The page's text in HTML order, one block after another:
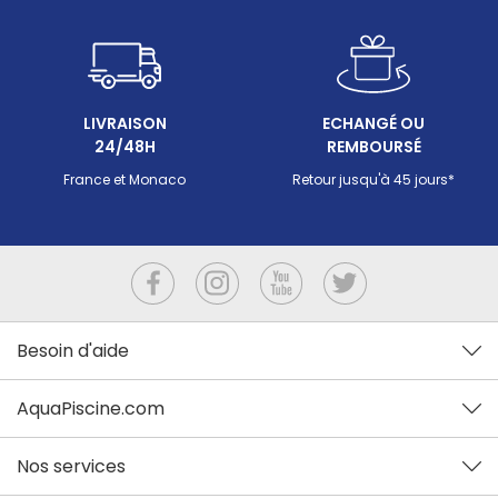
LIVRAISON
24/48H
France et Monaco
ECHANGÉ OU
REMBOURSÉ
Retour jusqu'à 45 jours*
Besoin d'aide
AquaPiscine.com
Nos services